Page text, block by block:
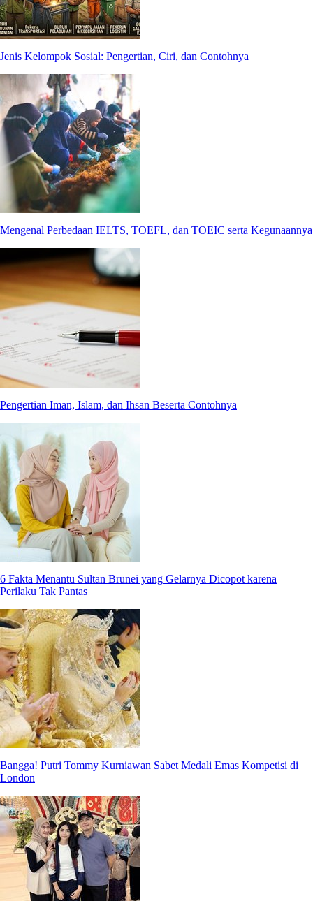
Jenis Kelompok Sosial: Pengertian, Ciri, dan Contohnya
Mengenal Perbedaan IELTS, TOEFL, dan TOEIC serta Kegunaannya
Pengertian Iman, Islam, dan Ihsan Beserta Contohnya
6 Fakta Menantu Sultan Brunei yang Gelarnya Dicopot karena
Perilaku Tak Pantas
Bangga! Putri Tommy Kurniawan Sabet Medali Emas Kompetisi di
London